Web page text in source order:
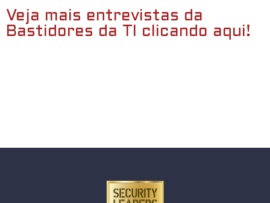
Veja mais entrevistas da
Bastidores da TI clicando aqui!